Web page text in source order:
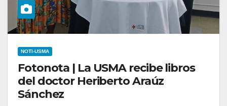
NOTI-USMA
Fotonota | La USMA recibe libros
del doctor Heriberto Araúz
Sánchez